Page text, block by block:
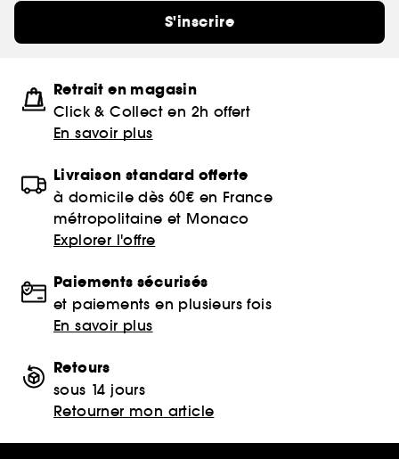
S'inscrire
Retrait en magasin
Click & Collect en 2h offert
En savoir plus
Livraison standard offerte
à domicile dès 60€ en France
métropolitaine et Monaco
Explorer l'offre
Paiements sécurisés
et paiements en plusieurs fois
En savoir plus
Retours
sous 14 jours
Retourner mon article